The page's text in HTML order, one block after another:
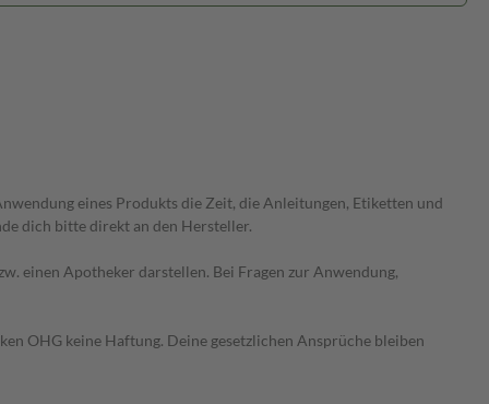
eines Produkts die Zeit, die Anleitungen, Etiketten und
dich bitte direkt an den Hersteller.
einen Apotheker darstellen. Bei Fragen zur Anwendung,
OHG keine Haftung. Deine gesetzlichen Ansprüche bleiben